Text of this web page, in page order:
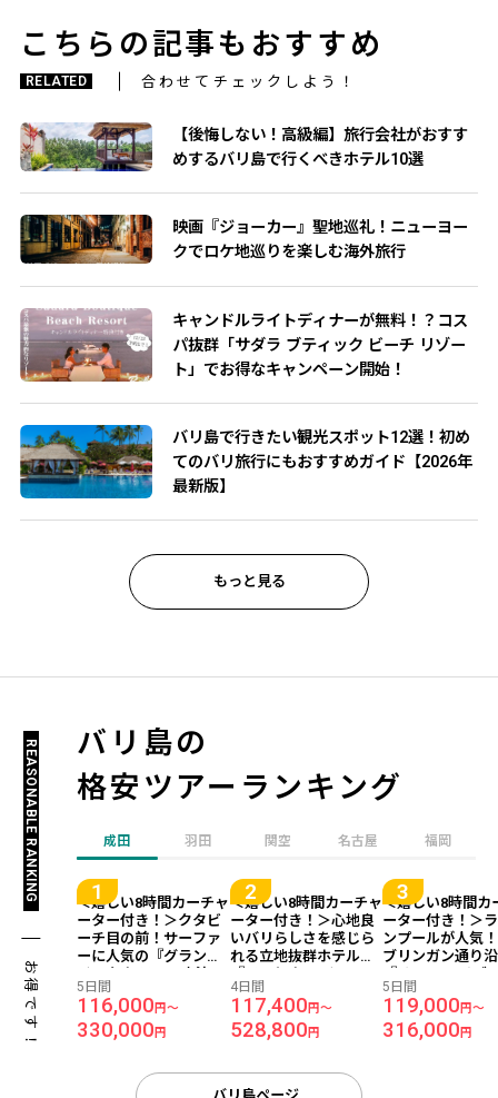
こちらの記事もおすすめ
RELATED 合わせてチェックしよう！
【後悔しない！高級編】旅行会社がおすす
めするバリ島で行くべきホテル10選
映画『ジョーカー』聖地巡礼！ニューヨー
クでロケ地巡りを楽しむ海外旅行
キャンドルライトディナーが無料！？コス
パ抜群「サダラ ブティック ビーチ リゾー
ト」でお得なキャンペーン開始！
バリ島で行きたい観光スポット12選！初め
てのバリ旅行にもおすすめガイド【2026年
最新版】
もっと見る
バリ島の
格安ツアーランキング
REASONABLE RANKING
お得です！
成田 羽田 関空 名古屋 福岡
＜嬉しい8時間カーチャ
ーター付き！＞クタビ
ーチ目の前！サーファ
ーに人気の『グランド
【往復日本語送迎付
き】 バリ島 5日間-成田
発着×マレーシア航空利
5日間
116,000円～
330,000円
＜嬉しい8時間カーチャ
ーター付き！＞心地良
いバリらしさを感じら
れる立地抜群ホテル
リゾート』宿泊 【往復
日本語送迎付き】 バリ
島4日間 -成田午後発×
香港航空利用-
4日間
117,400 円～
528,800 円
＜嬉しい8時間カ
ーター付き！＞
ンプールが人気
ブリンガン通り
トゥジンバー』
【往復日本語送
き】 バリ島 5日
発着×マレーシア
5日間
119,000円～
316,000円